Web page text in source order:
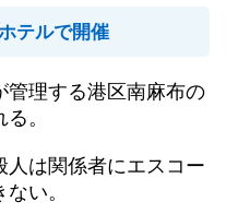
テルで開催
管理する港区南麻布の
。
は関係者にエスコー
い。